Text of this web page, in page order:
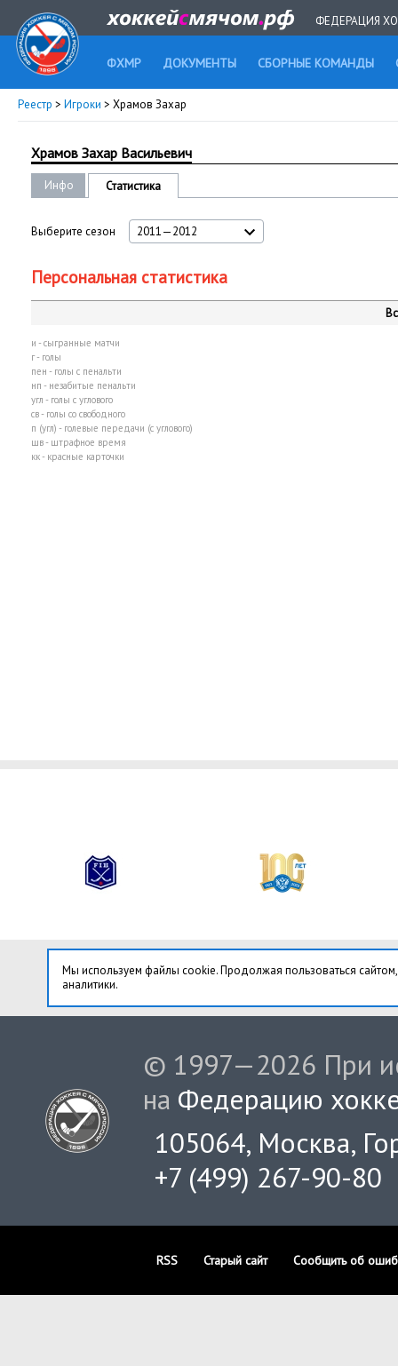
ФЕДЕРАЦИЯ
ФХМР ДОКУМЕНТЫ СБОРНЫЕ КОМАНДЫ
Реестр > Игроки > Храмов Захар
Храмов Захар Васильевич
Инфо Статистика
Выберите сезон 2011—2012
Персональная статистика
и - сыгранные матчи
г - голы
пен - голы с пенальти
нп - незабитые пенальти
угл - голы с углового
св - голы со свободного
п (угл) - голевые передачи (с углового)
шв - штрафное время
кк - красные карточки
Мы используем файлы cookie. Продолжая пользоваться
аналитики.
© 1997—2026 При
на Федерацию
105064, Москва,
+7 (499) 267-90-80
RSS Старый сайт Сообщить об